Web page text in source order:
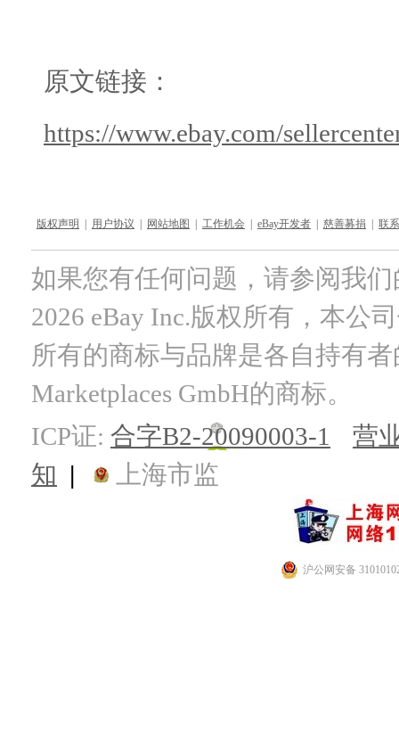
原文链接：
https://www.ebay.com/
版权声明 用户协议 网站地图 工作机会 eBay开发者 慈善募捐 联
如果您有任何问题，请参阅我们
2026 eBay Inc.版权所有，本公
所有的商标与品牌是各自持有
Marketplaces GmbH的商标。
ICP证: 合字B2-20090003-1
营
知 | 上海市监
沪公网安备